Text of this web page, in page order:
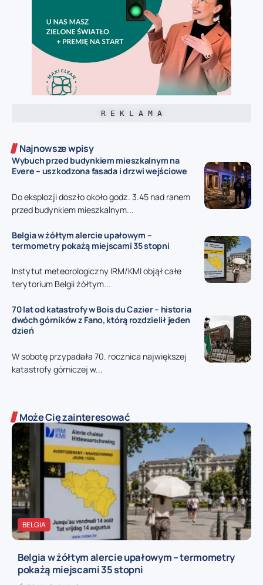
R E K L A M A
Najnowsze wpisy
Wybuch przed budynkiem mieszkalnym na
Evere – uszkodzona fasada i drzwi wejściowe
Do eksplozji doszło około godz. 3.45 nad ranem
przed budynkiem mieszkalnym...
Belgia w żółtym alercie upałowym –
termometry pokażą miejscami 35 stopni
Instytut meteorologiczny IRM/KMI objął całe
terytorium Belgii żółtym...
70 lat od katastrofy w Bois du Cazier – historia
dwóch górników z Fano, którą rozdzielił jeden
dzień
W sobotę przypadała 70. rocznica największej
katastrofy górniczej w...
Może Cię zainteresować
BELGIA
Belgia w żółtym alercie upałowym – termometry
pokażą miejscami 35 stopni